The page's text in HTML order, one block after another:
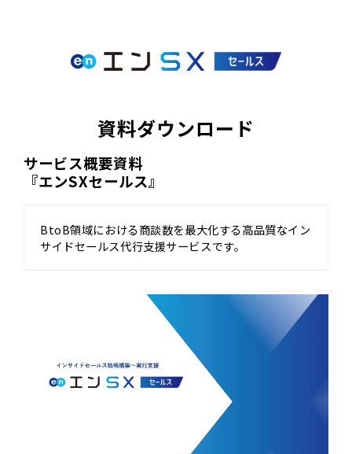
資料ダウンロード
サービス概要資料
『エンSXセールス』
BtoB領域における商談数を最大化する高品質なイン
サイドセールス代行支援サービスです。